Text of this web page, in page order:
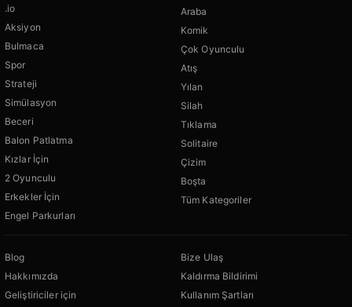
.io
Aksiyon
Bulmaca
Spor
Strateji
Simülasyon
Beceri
Balon Patlatma
Kızlar İçin
2 Oyunculu
Erkekler İçin
Engel Parkurları
Araba
Komik
Çok Oyunculu
Atış
Yılan
Silah
Tıklama
Solitaire
Çizim
Boşta
Tüm Kategoriler
Blog
Hakkımızda
Geliştiriciler için
Bize Ulaş
Kaldırma Bildirimi
Kullanım Şartları